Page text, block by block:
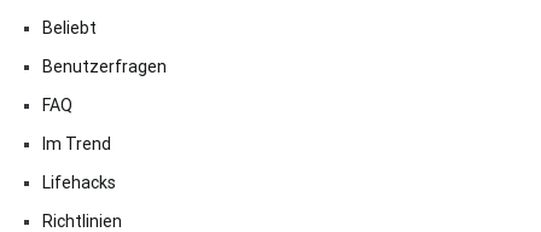
Beliebt
Benutzerfragen
FAQ
Im Trend
Lifehacks
Richtlinien